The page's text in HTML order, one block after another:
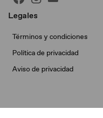
Legales
Términos y condiciones
Política de privacidad
Aviso de privacidad